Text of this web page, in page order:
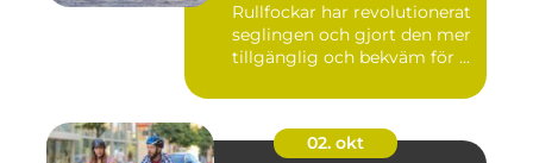
Rullfockar har revolutionerat
seglingen och gjort den mer
tillgänglig och bekväm för ...
02. okt